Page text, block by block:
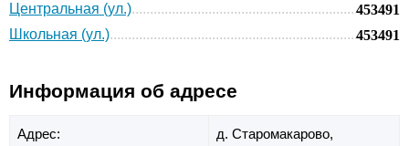
Центральная (ул.)
453491
Школьная (ул.)
453491
Информация об адресе
Адрес:
д. Старомакарово,